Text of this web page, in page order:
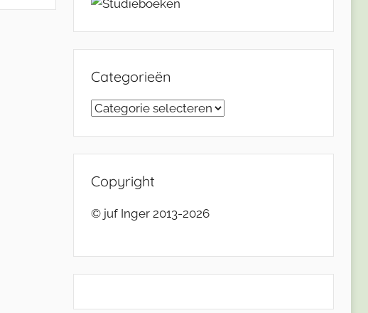
Categorieën
Categorieën
Copyright
© juf Inger 2013-2026